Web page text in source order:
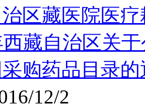
区藏医院医
西藏自治区关
购药品目录
12/2